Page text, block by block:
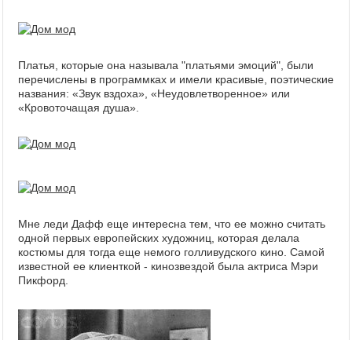
Платья, которые она называла "платьями эмоций", были
перечислены в программках и имели красивые, поэтические
названия: «Звук вздоха», «Неудовлетворенное» или
«Кровоточащая душа».
Мне леди Дафф еще интересна тем, что ее можно считать
одной первых европейских художниц, которая делала
костюмы для тогда еще немого голливудского кино. Самой
известной ее клиенткой - кинозвездой была актриса Мэри
Пикфорд.